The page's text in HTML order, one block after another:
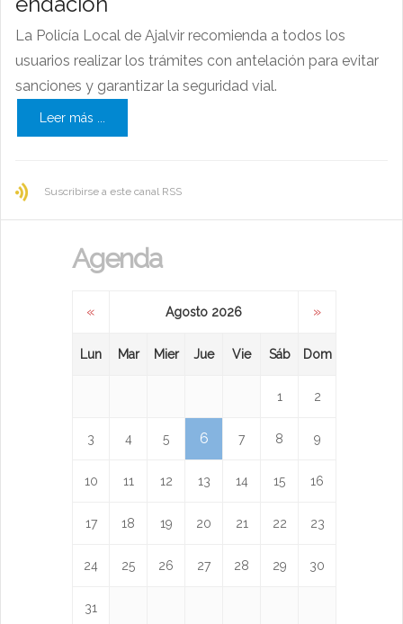
La Policía Local de Ajalvir recomienda a todos los
usuarios realizar los trámites con antelación para evitar
sanciones y garantizar la seguridad vial.
Leer más ...
Suscribirse a este canal RSS
Agenda
« Agosto 2026 »
Lun Mar Mier Jue Vie Sáb Dom
1 2
3 4 5 6 7 8 9
10 11 12 13 14 15 16
17 18 19 20 21 22 23
24 25 26 27 28 29 30
31